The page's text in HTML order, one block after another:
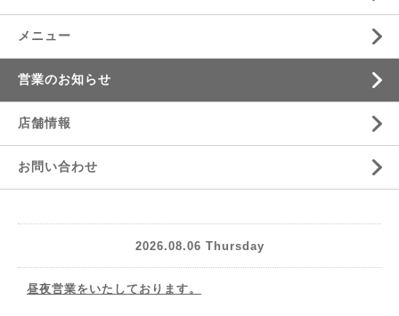
メニュー
営業のお知らせ
店舗情報
お問い合わせ
2026.08.06 Thursday
昼夜営業をいたしております。